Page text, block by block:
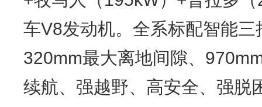
车V8发动机。全系标配智能
320mm最大离地间隙、
续航、强越野、高安全、强脱